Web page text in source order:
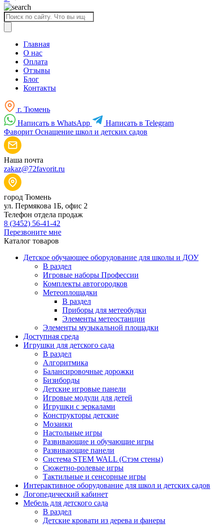
Поиск
товаров
Главная
О нас
Оплата
Отзывы
Блог
Контакты
г. Тюмень
Написать в WhatsApp
Написать в Telegram
Фаворит Оснащение школ и детских садов
Наша почта
zakaz@72favorit.ru
город Тюмень
ул. Пермякова 1Б, офис 2
Телефон отдела продаж
8 (3452) 56-41-42
Перезвоните мне
Каталог товаров
Детское обучающее оборудование для школы и ДОУ
В раздел
Игровые наборы Профессии
Комплекты автогородков
Метеоплощадки
В раздел
Приборы для метеобудки
Элементы метеостанции
Элементы музыкальной площадки
Доступная среда
Игрушки для детского сада
В раздел
Алгоритмика
Балансировочные дорожки
Бизиборды
Детские игровые панели
Игровые модули для детей
Игрушки с зеркалами
Конструкторы детские
Мозаики
Настольные игры
Развивающие и обучающие игры
Развивающие панели
Система STEM WALL (Cтэм стены)
Сюжетно-ролевые игры
Тактильные и сенсорные игры
Интерактивное оборудование для школ и детских садов
Логопедический кабинет
Мебель для детского сада
В раздел
Детские кровати из дерева и фанеры